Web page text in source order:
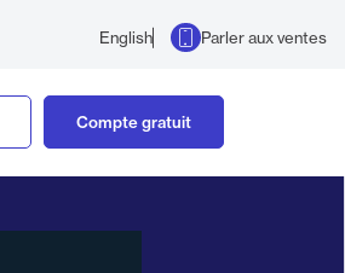
English Parler aux ventes
Compte gratuit